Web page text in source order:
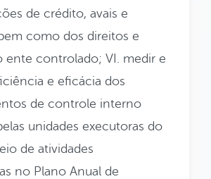
de crédito, avais e
como dos direitos e
ente controlado; VI. medir e
e eficácia dos
de controle interno
unidades executoras do
de atividades
no Plano Anual de